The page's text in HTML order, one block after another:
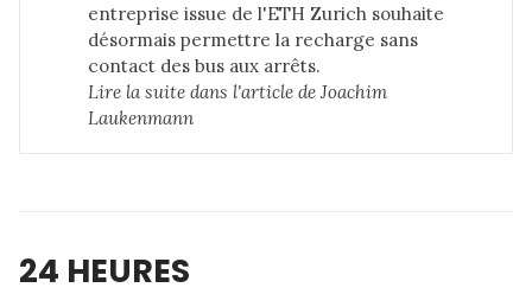
entreprise issue de l'ETH Zurich souhaite
désormais permettre la recharge sans
contact des bus aux arrêts.
Lire la suite dans l'article de Joachim
Laukenmann
24 HEURES